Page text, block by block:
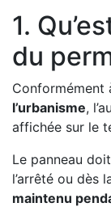
1.
du
Conformément
l’urbanisme,
affichée sur le
Le panneau
l’arrêté ou dès
maintenu